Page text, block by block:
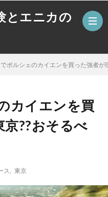
とエニカの
問
わ
ポルシェのカイエンを買った強者
カイエンを買
??おそるべ
ス 東京